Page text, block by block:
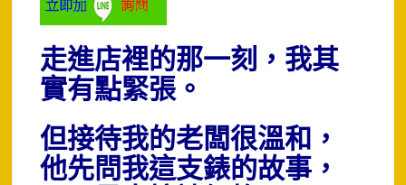
走進店裡的那一刻，我其
實有點緊張。
但接待我的老闆很溫和，
他先問我這支錶的故事，